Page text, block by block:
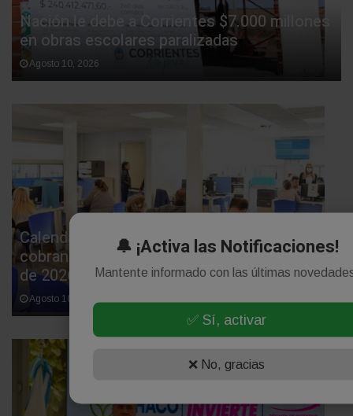
Nación le debe a Corrientes $7.000 millones
en obras escolares paralizadas
Agosto 10, 2026
Calendario de pagos de la ANSES: quiénes
cobran sus haberes el lunes 10 de agosto
de 2026
Agosto 10, 2026
🔔 ¡Activa las Notificaciones!
Mantente informado con las últimas
✅ Sí, activar
❌ No, gracias